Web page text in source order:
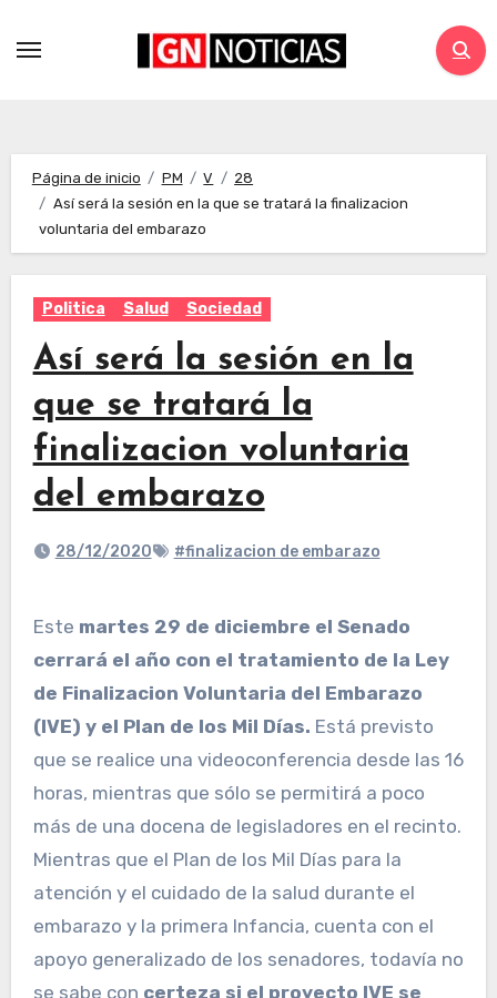
Página de inicio PM V
28
Así será la sesión en la que se tratará la finalizacion
voluntaria del embarazo
Politica Salud Sociedad
Así será la sesión en la
que se tratará la
finalizacion voluntaria
del embarazo
28/12/2020 #finalizacion de embarazo
Este martes 29 de diciembre el Senado
cerrará el año con el tratamiento de la Ley
de Finalizacion Voluntaria del Embarazo
(IVE) y el Plan de los Mil Días. Está previsto
que se realice una videoconferencia desde las 16
horas, mientras que sólo se permitirá a poco
más de una docena de legisladores en el recinto.
Mientras que el Plan de los Mil Días para la
atención y el cuidado de la salud durante el
embarazo y la primera Infancia, cuenta con el
apoyo generalizado de los senadores, todavía no
se sabe con certeza si el proyecto IVE se